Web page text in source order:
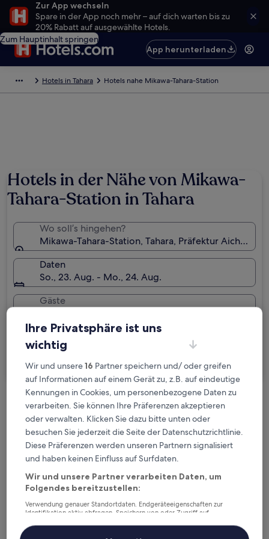
Zur App wechseln
Spare in der App noch mehr – auf dich warten bis zu
20% Rabatt auf ausgewählte Hotels.
Zum Hauptinhalt springen
App herunterladen
Hotels in Tahara Hotels nahe Mikawa-Tahara-Station
Hotels in der Nähe von Mikawa-
Tahara-Station in Tahara
Wo soll’s hingehen?
Mikawa-Tahara-Station, Tahara, Präfektur Aichi,
Daten
So., 23. Aug. - Mo., 24. Aug.
Gäste
Ich reise geschäftlich
Suchen
Kostenlose Stornierung bei
Planänderungen
Verdiene Prämien für jede
Mehr sparen mit Preisen für Mitglieder
Ihre Privatsphäre ist uns
wichtig
Wir und unsere16 Partner speichern und/ oder greifen
auf Informationen auf einem Gerät zu, z.B. auf eindeutige
Kennungen in Cookies, um personenbezogene Daten zu
verarbeiten. Sie können Ihre Präferenzen akzeptieren
oder verwalten. Klicken Sie dazu bitte unten oder
besuchen Sie jederzeit die Seite der Datenschutzrichtlinie.
Diese Präferenzen werden unseren Partnern signalisiert
und haben keinen Einfluss auf Surfdaten.
Wir und unsere Partner verarbeiten Daten, um
Folgendes bereitzustellen:
Verwendung genauer Standortdaten. Endgeräteeigenschaften zur
Identifikation aktiv abfragen. Speichern von oder Zugriff auf
Inhalte, Messung von Werbeleistung und der Performance von Inhalten,